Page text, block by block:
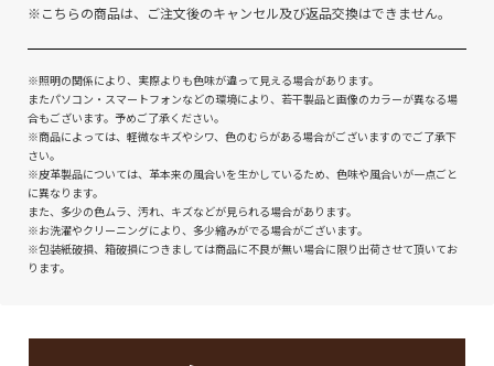
※こちらの商品は、ご注文後のキャンセル及び返品交換はできません。
※照明の関係により、実際よりも色味が違って見える場合があります。
またパソコン・スマートフォンなどの環境により、若干製品と画像のカラーが異なる場
合もございます。予めご了承ください。
※商品によっては、軽微なキズやシワ、色のむらがある場合がございますのでご了承下
さい。
※皮革製品については、革本来の風合いを生かしているため、色味や風合いが一点ごと
に異なります。
また、多少の色ムラ、汚れ、キズなどが見られる場合があります。
※お洗濯やクリーニングにより、多少縮みがでる場合がございます。
※包装紙破損、箱破損につきましては商品に不良が無い場合に限り出荷させて頂いてお
ります。